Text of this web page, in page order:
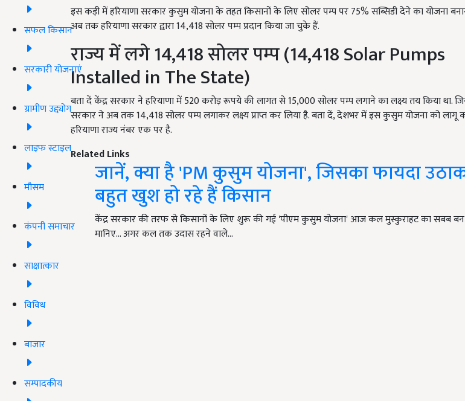
सफल किसान
सरकारी योजनाएं
ग्रामीण उद्द्योग
लाइफ स्टाइल
मौसम
कंपनी समाचार
साक्षात्कार
विविध
बाजार
सम्पादकीय
इस कड़ी में हरियाणा सरकार कुसुम योजना के तहत किसानों के लिए सोलर पम्प पर 75% सब्सिडी देने का योजना
अब तक हरियाणा सरकार द्वारा 14,418 सोलर पम्प प्रदान किया जा चुके हैं.
राज्य में लगे 14,418 सोलर पम्प (14,418 Solar Pumps
Installed in The State)
बता दें केंद्र सरकार ने हरियाणा में 520 करोड़ रूपये की लागत से 15,000 सोलर पम्प लगाने का लक्ष्य तय किया था.
सरकार ने अब तक 14,418 सोलर पम्प लगाकर लक्ष्य प्राप्त कर लिया है. बता दें, देशभर में इस कुसुम योजना को लागू
हरियाणा राज्य नंबर एक पर है.
Related Links
जानें, क्या है 'PM कुसुम योजना', जिसका फायदा
बहुत खुश हो रहे हैं किसान
केंद्र सरकार की तरफ से किसानों के लिए शुरू की गई 'पीएम कुसुम योजना' आज कल मुस्कुराहट का सबब बन
मानिए... अगर कल तक उदास रहने वाले…